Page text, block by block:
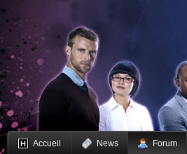
Accueil News Forum